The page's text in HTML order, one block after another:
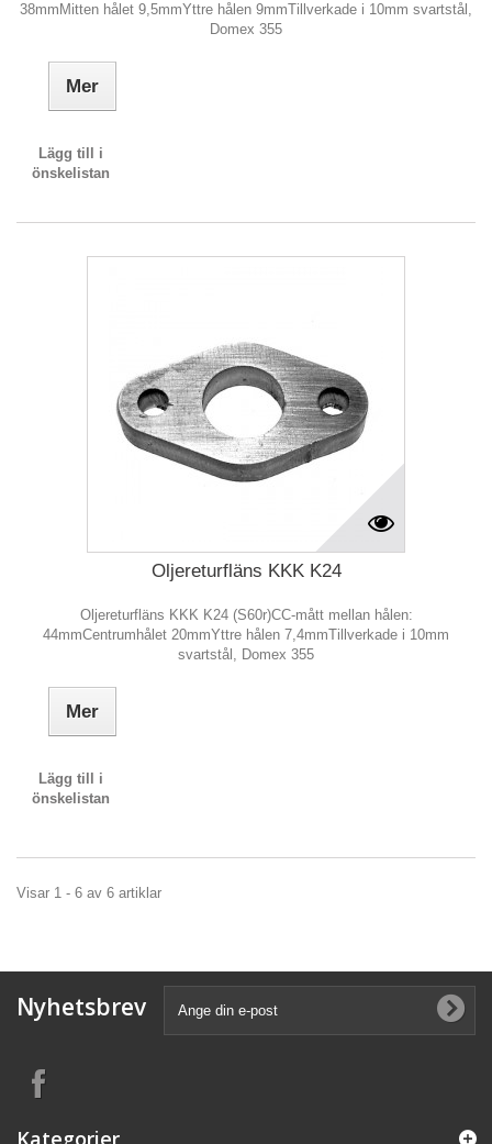
38mmMitten hålet 9,5mmYttre hålen 9mmTillverkade i 10mm svartstål,
Domex 355
Mer
Lägg till i
önskelistan
Oljereturfläns KKK K24
Oljereturfläns KKK K24 (S60r)CC-mått mellan hålen:
44mmCentrumhålet 20mmYttre hålen 7,4mmTillverkade i 10mm
svartstål, Domex 355
Mer
Lägg till i
önskelistan
Visar 1 - 6 av 6 artiklar
Nyhetsbrev
Kategorier